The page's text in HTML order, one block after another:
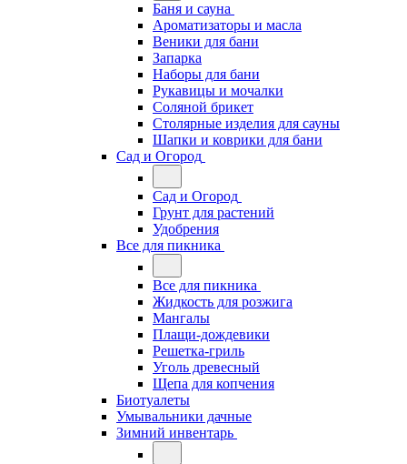
Баня и сауна
Ароматизаторы и масла
Веники для бани
Запарка
Наборы для бани
Рукавицы и мочалки
Соляной брикет
Столярные изделия для сауны
Шапки и коврики для бани
Сад и Огород
Сад и Огород
Грунт для растений
Удобрения
Все для пикника
Все для пикника
Жидкость для розжига
Мангалы
Плащи-дождевики
Решетка-гриль
Уголь древесный
Щепа для копчения
Биотуалеты
Умывальники дачные
Зимний инвентарь